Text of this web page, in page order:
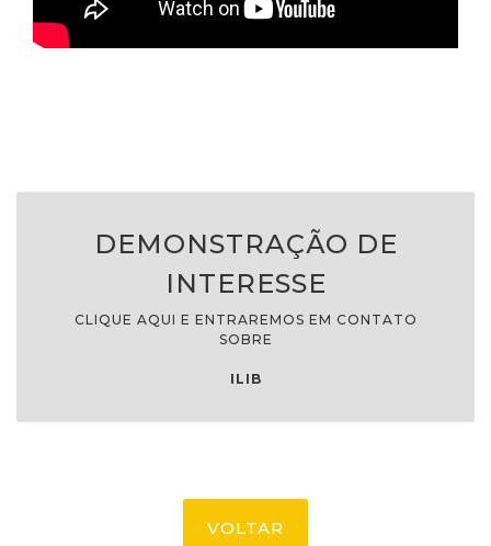
DEMONSTRAÇÃO DE
INTERESSE
CLIQUE AQUI E ENTRAREMOS EM CONTATO
SOBRE
ILIB
VOLTAR